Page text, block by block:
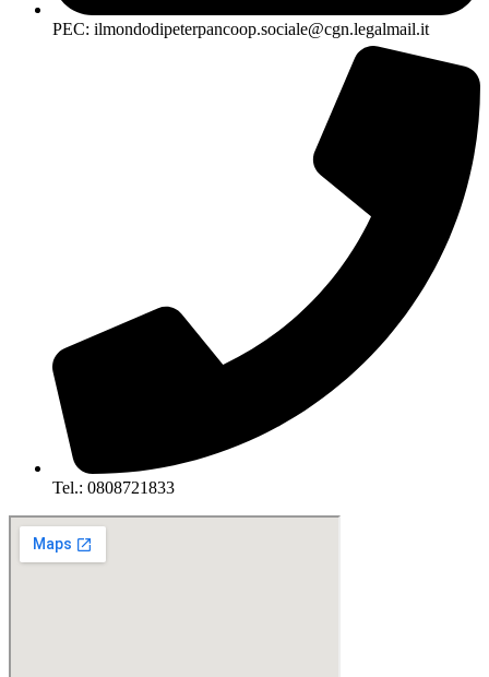
PEC: ilmondodipeterpancoop.sociale@cgn.legalmail.it
Tel.: 0808721833